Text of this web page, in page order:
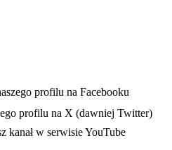
w nowej karcieprofilu na Facebooku
profilu na X (dawniej Twitter)
w nowej karcie
kanał w serwisie YouTube